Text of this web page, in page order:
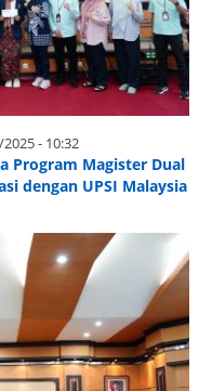
- 10:32
Program Magister Dual
dengan UPSI Malaysia